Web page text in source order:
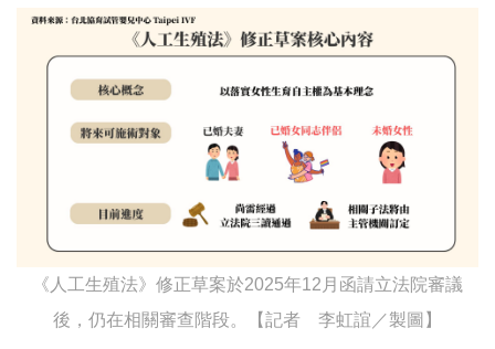
《人工生殖法》修正草案於2025年12月函請立法院審議
後，仍在相關審查階段。【記者 李虹誼／製圖】